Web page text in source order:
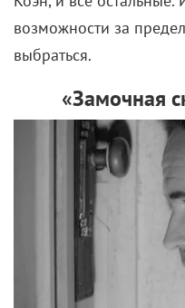
Они хотят знать,
выложился по
выложился».
Если вы нашли ошибку,
Ctrl+Enter.
Кристофер Нолан
Роберт Паттинсон